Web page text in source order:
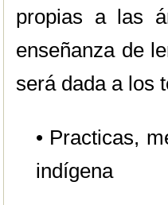
propias a las
enseñanza de
será dada a los
• Practicas,
indígena